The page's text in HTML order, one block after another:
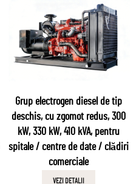
Grup electrogen diesel de tip
deschis, cu zgomot redus, 300
kW, 330 kW, 410 kVA, pentru
spitale / centre de date / clădiri
comerciale
VEZI DETALII